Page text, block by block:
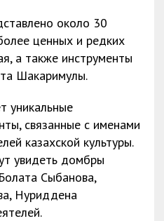
около 30
ценных и редких
а также инструменты
Шакаримулы.
уникальные
связанные с именами
казахской культуры.
увидеть домбры
Сыбанова,
Нуриддена